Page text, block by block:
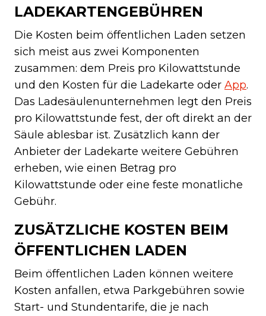
LADEKARTENGEBÜHREN
Die Kosten beim öffentlichen Laden setzen
sich meist aus zwei Komponenten
zusammen: dem Preis pro Kilowattstunde
und den Kosten für die Ladekarte oder App.
Das Ladesäulenunternehmen legt den Preis
pro Kilowattstunde fest, der oft direkt an der
Säule ablesbar ist. Zusätzlich kann der
Anbieter der Ladekarte weitere Gebühren
erheben, wie einen Betrag pro
Kilowattstunde oder eine feste monatliche
Gebühr.
ZUSÄTZLICHE KOSTEN BEIM
ÖFFENTLICHEN LADEN
Beim öffentlichen Laden können weitere
Kosten anfallen, etwa Parkgebühren sowie
Start- und Stundentarife, die je nach